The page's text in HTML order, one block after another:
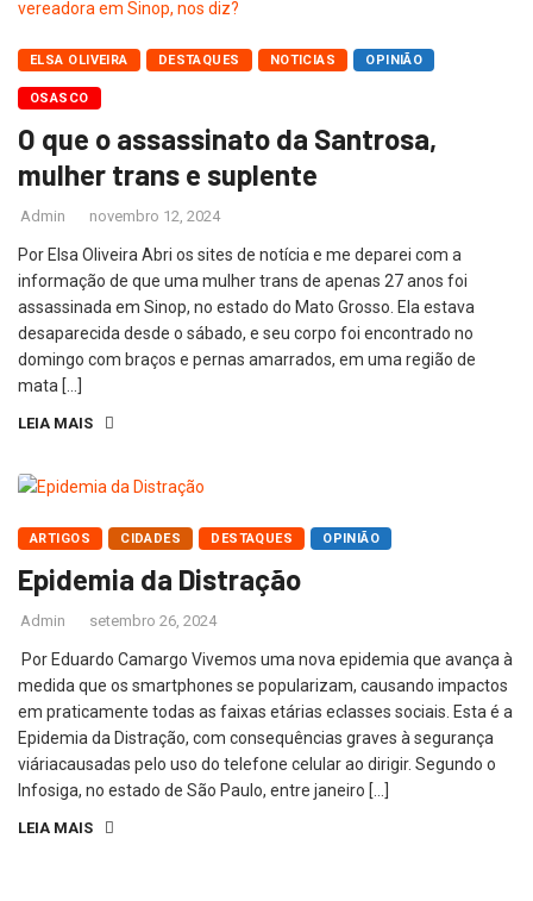
ELSA OLIVEIRA DESTAQUES NOTICIAS OPINIÃO
OSASCO
O que o assassinato da Santrosa,
mulher trans e suplente
Admin novembro 12, 2024
Por Elsa Oliveira Abri os sites de notícia e me deparei com a
informação de que uma mulher trans de apenas 27 anos foi
assassinada em Sinop, no estado do Mato Grosso. Ela estava
desaparecida desde o sábado, e seu corpo foi encontrado no
domingo com braços e pernas amarrados, em uma região de
mata […]
LEIA MAIS
ARTIGOS CIDADES DESTAQUES OPINIÃO
Epidemia da Distração
Admin setembro 26, 2024
Por Eduardo Camargo Vivemos uma nova epidemia que avança à
medida que os smartphones se popularizam, causando impactos
em praticamente todas as faixas etárias eclasses sociais. Esta é a
Epidemia da Distração, com consequências graves à segurança
viáriacausadas pelo uso do telefone celular ao dirigir. Segundo o
Infosiga, no estado de São Paulo, entre janeiro […]
LEIA MAIS